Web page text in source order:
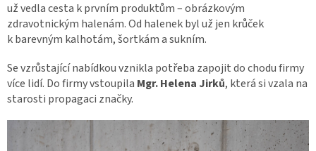
už vedla cesta k prvním produktům – obrázkovým
zdravotnickým halenám. Od halenek byl už jen krůček
k barevným kalhotám, šortkám a sukním.
Se vzrůstající nabídkou vznikla potřeba zapojit do chodu firmy
více lidí. Do firmy vstoupila Mgr. Helena Jirků, která si vzala na
starosti propagaci značky.